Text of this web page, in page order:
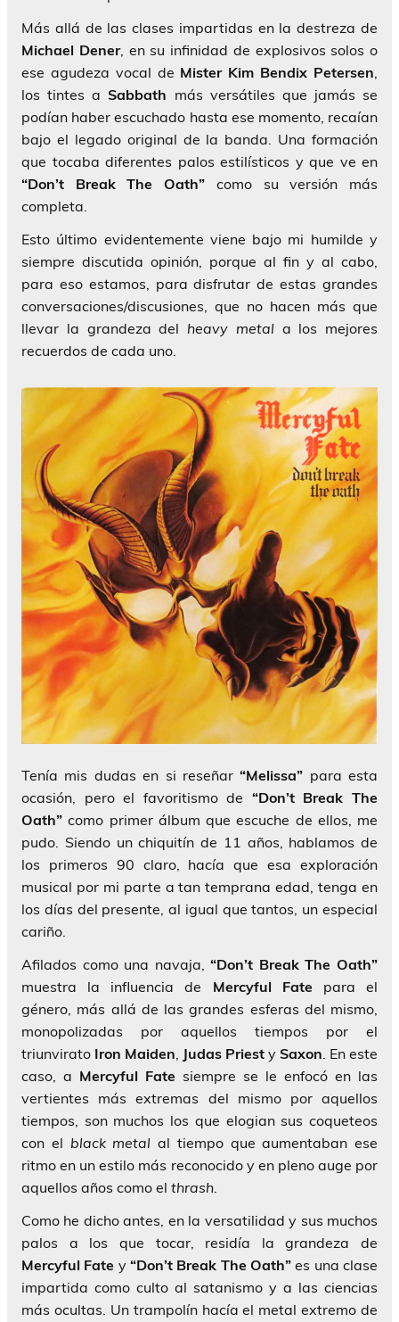
Más allá de las clases impartidas en la destreza de
Michael Dener, en su infinidad de explosivos solos o
ese agudeza vocal de Mister Kim Bendix Petersen,
los tintes aSabbath más versátiles que jamás se
podían haber escuchado hasta ese momento, recaían
bajo el legado original de la banda. Una formación
que tocaba diferentes palos estilísticos y que ve en
“Don’t Break The Oath” como su versión más
completa.
Esto último evidentemente viene bajo mi humilde y
siempre discutida opinión, porque al fin y al cabo,
para eso estamos, para disfrutar de estas grandes
conversaciones/discusiones, que no hacen más que
llevar la grandeza del heavy metala los mejores
recuerdos de cada uno.
Tenía mis dudas en si reseñar“Melissa” para esta
ocasión, pero el favoritismo de “Don’t Break The
Oath” como primer álbum que escuche de ellos, me
pudo. Siendo un chiquitín de 11 años, hablamos de
los primeros 90 claro, hacía que esa exploración
musical por mi parte a tan temprana edad, tenga en
los días del presente, al igual que tantos, un especial
cariño.
Afilados como una navaja,“Don’t Break The Oath”
muestra la influencia de Mercyful Fate para el
género, más allá de las grandes esferas del mismo,
monopolizadas por aquellos tiempos por el
triunvirato Iron Maiden, Judas Priest y Saxon. En este
caso, a Mercyful Fate siempre se le enfocó en las
vertientes más extremas del mismo por aquellos
tiempos, son muchos los que elogian sus coqueteos
con el black metal al tiempo que aumentaban ese
ritmo en un estilo más reconocido y en pleno auge por
aquellos años como el thrash.
Como he dicho antes, en la versatilidad y sus muchos
palos a los que tocar, residía la grandeza de
Mercyful Fate y“Don’t Break The Oath”es una clase
impartida como culto al satanismo y a las ciencias
más ocultas. Un trampolín hacía el metal extremo de